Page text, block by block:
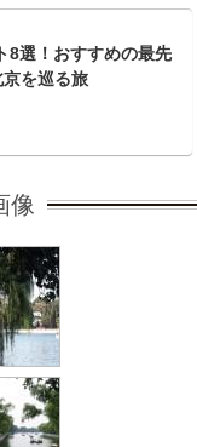
8選！おすすめの最先
を巡る旅
像